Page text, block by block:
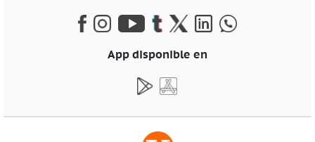
App disponible en